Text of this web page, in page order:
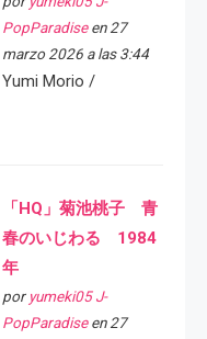
PopParadiseen 27
marzo 2026 a las 3:44
Yumi Morio /
「HQ」菊池桃子 青
春のいじわる 1984
年
por yumeki05 J-
PopParadiseen 27